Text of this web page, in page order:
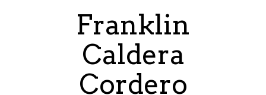
Franklin
Caldera
Cordero